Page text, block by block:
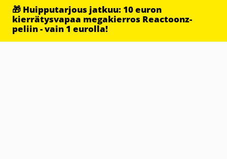
🎁 Huipputarjous jatkuu: 10 euron
kierrätysvapaa megakierros Reactoonz-
peliin - vain 1 eurolla!